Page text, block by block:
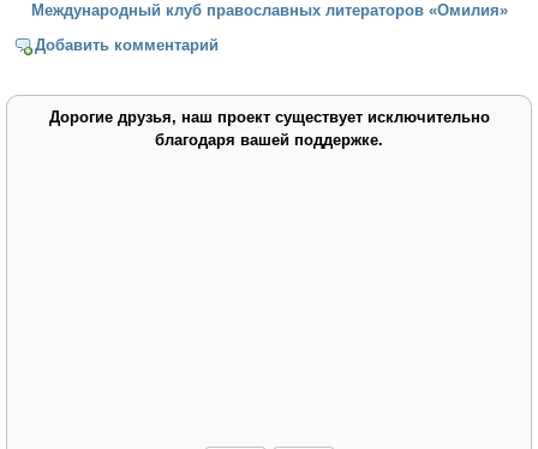
Международный клуб православных литераторов «Омилия»
Добавить комментарий
Дорогие друзья, наш проект существует исключительно
благодаря вашей поддержке.